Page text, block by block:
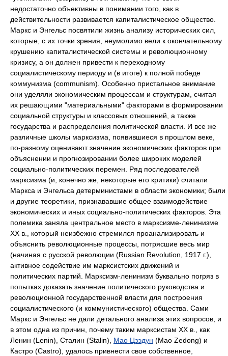
недостаточно объективны в понимании того, как в
действительности развивается капиталистическое общество.
Маркс и Энгельс посвятили жизнь анализу исторических сил,
которые, с их точки зрения, неумолимо вели к окончательному
крушению капиталистической системы и революционному
кризису, а он должен привести к переходному
социалистическому периоду и (в итоге) к полной победе
коммунизма (communism). Особенно пристальное внимание
они уделяли экономическим процессам и структурам, считая
их решающими "материальными" факторами в формировании
социальной структуры и классовых отношений, а также
государства и распределения политической власти. И все же
различные школы марксизма, появившиеся в прошлом веке,
по-разному оценивают значение экономических факторов при
объяснении и прогнозировании более широких моделей
социально-политических перемен. Ряд последователей
марксизма (и, конечно же, некоторые его критики) считали
Маркса и Энгельса детерминистами в области экономики; были
и другие теоретики, признававшие общее взаимодействие
экономических и иных социально-политических факторов. Эта
полемика заняла центральное место в марксизме-ленинизме
XX в., который неизбежно стремился проанализировать и
объяснить революционные процессы, потрясшие весь мир
(начиная с русской революции (Russian Revolution, 1917 г.),
активное содействие им марксистских движений и
политических партий. Марксизм-ленинизм буквально погряз в
попытках доказать значение политического руководства и
революционной государственной власти для построения
социалистического (и коммунистического) общества. Сами
Маркс и Энгельс не дали детального анализа этих вопросов, и
в этом одна из причин, почему таким марксистам XX в., как
Ленин (Lenin), Сталин (Stalin), Мао Цзэдун (Mao Zedong) и
Кастро (Castro), удалось привнести свое собственное,